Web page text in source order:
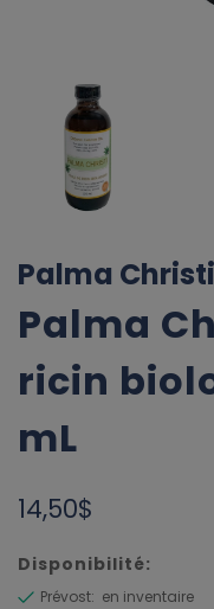
Palma Christi
Palma
ricin
mL
14,50$
Disponibilité:
Prévost: en inventaire